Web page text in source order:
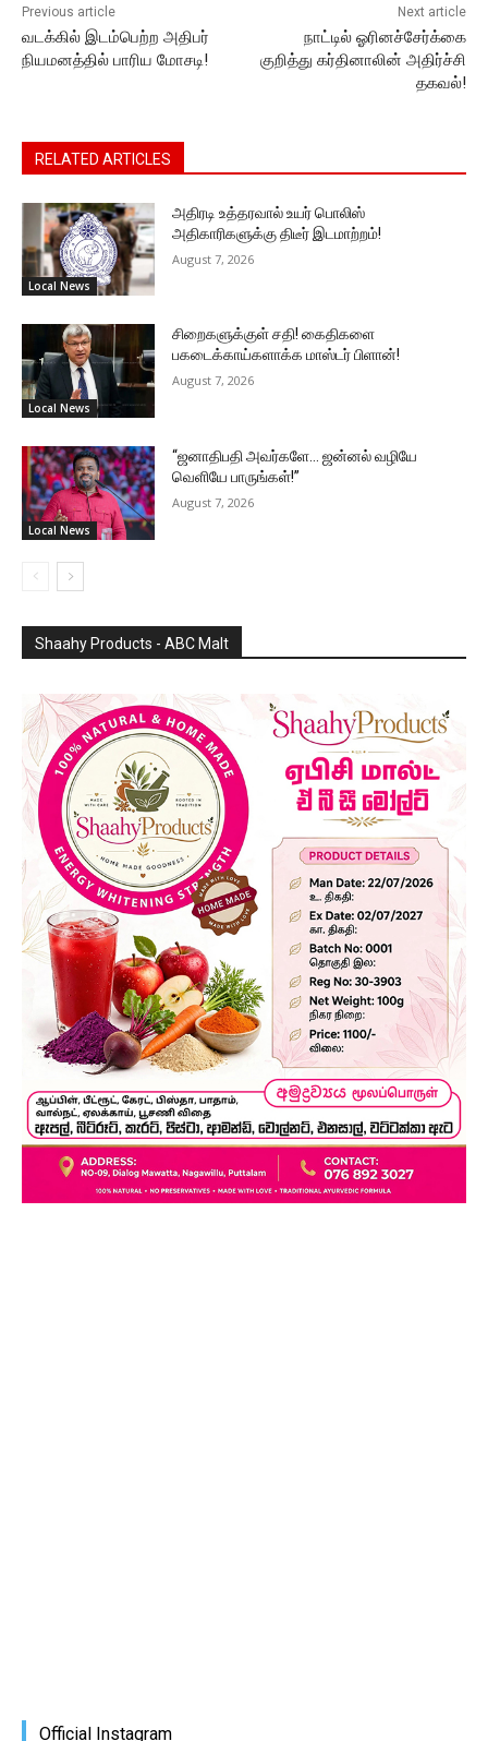
Previous article
வடக்கில் இடம்பெற்ற அதிபர்
நியமனத்தில் பாரிய மோசடி!
Next article
நாட்டில் ஓரினச்சேர்க்கை
குறித்து கர்தினாலின் அதிர்ச்சி
தகவல்!
RELATED ARTICLES
Local News
அதிரடி உத்தரவால் உயர் பொலிஸ்
அதிகாரிகளுக்கு திடீர் இடமாற்றம்!
August 7, 2026
Local News
சிறைகளுக்குள் சதி! கைதிகளை
பகடைக்காய்களாக்க மாஸ்டர் பிளான்!
August 7, 2026
Local News
“ஜனாதிபதி அவர்களே… ஜன்னல் வழியே
வெளியே பாருங்கள்!”
August 7, 2026
Shaahy Products - ABC Malt
Official Instagram